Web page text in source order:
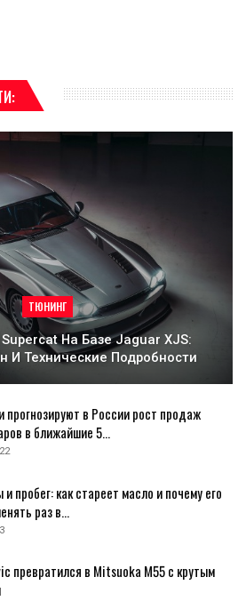
ТЮНИНГ
На Базе Jaguar XJS:
И Технические Подробности
прогнозируют в России рост продаж
в ближайшие 5…
пробег: как стареет масло и почему его
раз в…
превратился в Mitsuoka M55 с крутым